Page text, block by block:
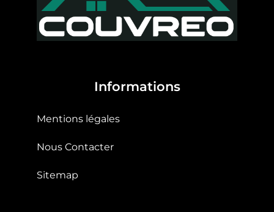
Informations
Mentions légales
Nous Contacter
Sitemap